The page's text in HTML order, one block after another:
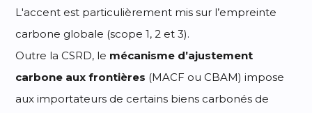
L'accent est particulièrement mis sur l’empreinte
carbone globale (scope 1, 2 et 3).
Outre la CSRD, le mécanisme d’ajustement
carbone aux frontières (MACF ou CBAM) impose
aux importateurs de certains biens carbonés de